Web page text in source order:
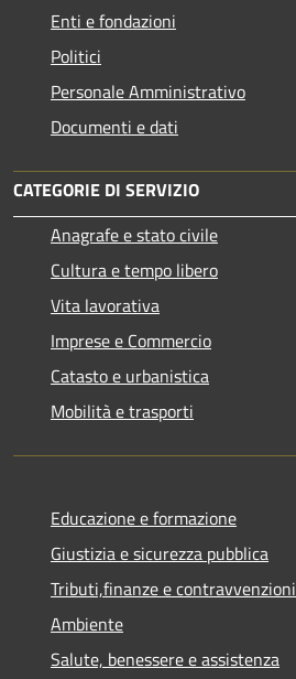
Enti e fondazioni
Politici
Personale Amministrativo
Documenti e dati
CATEGORIE DI SERVIZIO
Anagrafe e stato civile
Cultura e tempo libero
Vita lavorativa
Imprese e Commercio
Catasto e urbanistica
Mobilità e trasporti
Educazione e formazione
Giustizia e sicurezza pubblica
Tributi,finanze e contravvenzioni
Ambiente
Salute, benessere e assistenza